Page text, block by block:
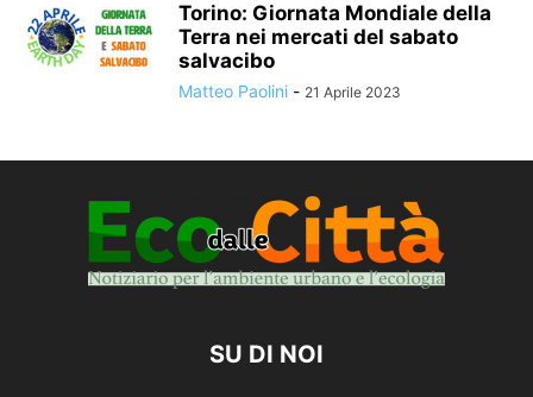
Torino: Giornata Mondiale della
Terra nei mercati del sabato
salvacibo
Matteo Paolini - 21 Aprile 2023
SU DI NOI